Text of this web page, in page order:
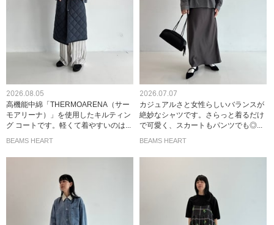
2026.08.05
高機能中綿「THERMOARENA（サー
モアリーナ）」を使用したキルティン
グ コートです。軽くて着やすいのは...
BEAMS HEART
2026.07.07
カジュアルさと女性らしいバランスが
絶妙なシャツです。さらっと着るだけ
で可愛く、スカートもパンツでも◎...
BEAMS HEART